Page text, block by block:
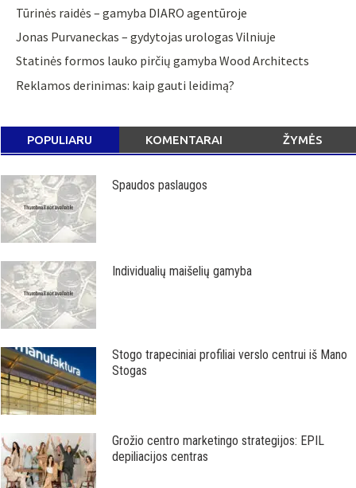
Tūrinės raidės – gamyba DIARO agentūroje
Jonas Purvaneckas – gydytojas urologas Vilniuje
Statinės formos lauko pirčių gamyba Wood Architects
Reklamos derinimas: kaip gauti leidimą?
POPULIARU KOMENTARAI ŽYMĖS
Spaudos paslaugos
Individualių maišelių gamyba
Stogo trapeciniai profiliai verslo centrui iš Mano
Stogas
Grožio centro marketingo strategijos: EPIL
depiliacijos centras